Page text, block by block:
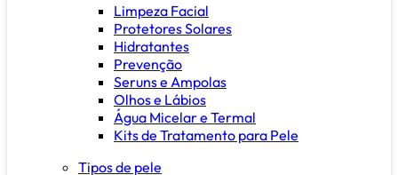
Limpeza Facial
Protetores Solares
Hidratantes
Prevenção
Seruns e Ampolas
Olhos e Lábios
Água Micelar e Termal
Kits de Tratamento para Pele
Tipos de pele